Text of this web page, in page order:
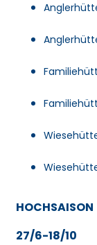
HOCHSAISON
27/6-18/10